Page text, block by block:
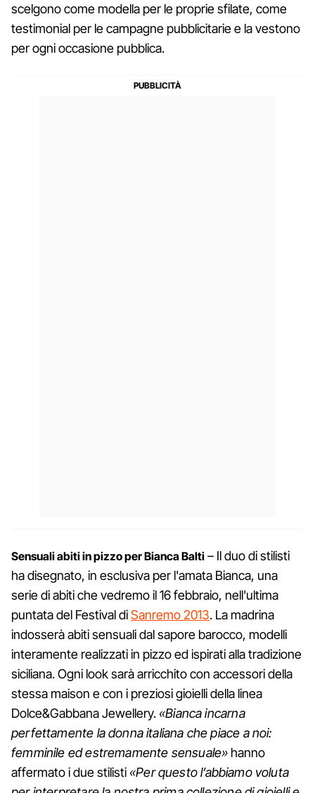
scelgono come modella per le proprie sfilate, come
testimonial per le campagne pubblicitarie e la vestono
per ogni occasione pubblica.
Sensuali abiti in pizzo per Bianca Balti – Il duo di stilisti
ha disegnato, in esclusiva per l'amata Bianca, una
serie di abiti che vedremo il 16 febbraio, nell'ultima
puntata del Festival diSanremo 2013. La madrina
indosserà abiti sensuali dal sapore barocco, modelli
interamente realizzati in pizzo ed ispirati alla tradizione
siciliana. Ogni look sarà arricchito con accessori della
stessa maison e con i preziosi gioielli della linea
Dolce&Gabbana Jewellery. «Bianca incarna
perfettamente la donna italiana che piace a noi:
femminile ed estremamente sensuale» hanno
affermato i due stilisti «Per questo l’abbiamo voluta